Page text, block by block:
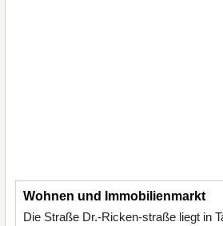
Wohnen und Immobilienmarkt
Die Straße Dr.-Ricken-straße liegt in